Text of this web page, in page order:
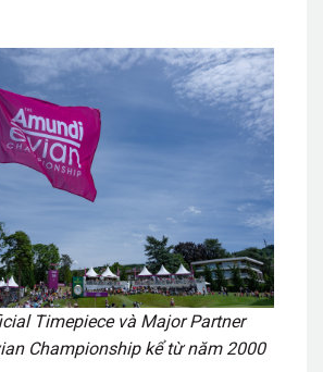
Timepiece và Major Partner
Championship kể từ năm 2000